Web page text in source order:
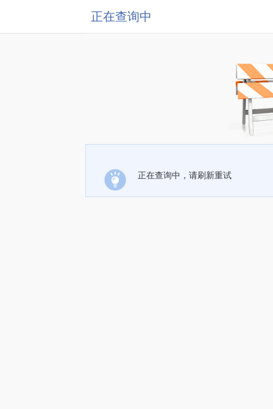
正在查询中
正在查询中，请刷新重试